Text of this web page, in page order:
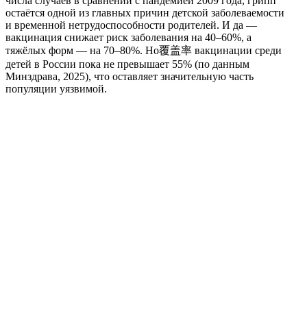
остаётся одной из главных причин детской заболеваемости
и временной нетрудоспособности родителей. И да —
вакцинация снижает риск заболевания на 40–60%, а
тяжёлых форм — на 70–80%. Но覆盖率 вакцинации среди
детей в России пока не превышает 55% (по данным
Минздрава, 2025), что оставляет значительную часть
популяции уязвимой.